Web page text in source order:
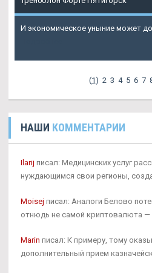
И экономическое уныние может
(1) 2 3 4 5 6 7
НАШИ КОММЕНТАРИИ
Ilarij писал: Медицинских услуг
нуждающимся свои регионы,
Moisej писал: Аналоги Белово
отнюдь не самой криптовалюта —
Marin писал: К примеру, тому
дополнительный прием